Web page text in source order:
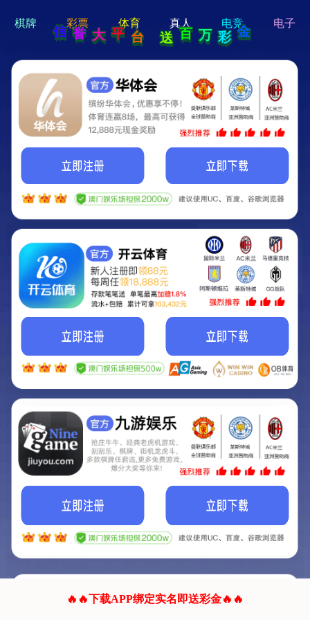
hello 宝贝
Hey Guys!
我们即将上线啦...
我们的网站正在建设.
它将是非常棒的网站.
联系我们!